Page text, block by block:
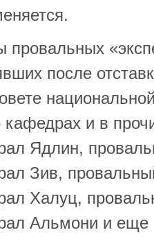
провальных
после
кафедрах и в
Ядлин,
Зив,
Халуц,
Альмони и еще